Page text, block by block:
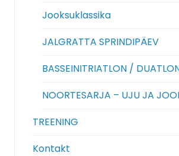
Jooksuklassika
JALGRATTA SPRINDIPÄEV
BASSEINITRIATLON /
NOORTESARJA – UJU JA
TREENING
Kontakt